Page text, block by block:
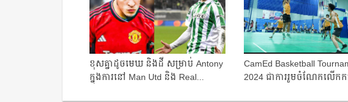
ខុស​គ្នា​ដូច​មេឃ​ និង​ដី សម្រាប់ Antony
ក្នុង​ការ​នៅ Man Utd និង Real...
CamEd Basketball
2024 ជា​ការ​រួមចំណែក​លើក